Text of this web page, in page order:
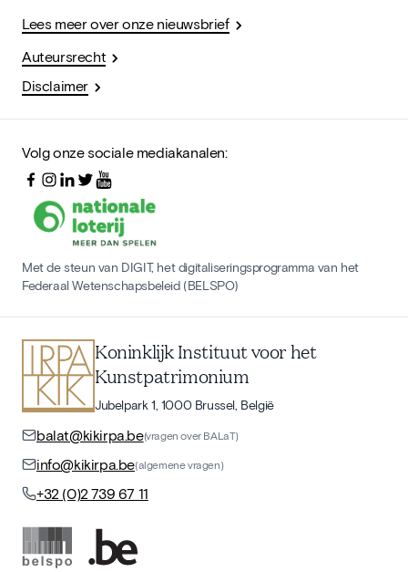
Lees meer over onze nieuwsbrief
Auteursrecht
Disclaimer
Volg onze sociale mediakanalen:
Met de steun van DIGIT, het digitaliseringsprogramma van het
Federaal Wetenschapsbeleid (BELSPO)
Koninklijk Instituut voor het
Kunstpatrimonium
Jubelpark 1, 1000 Brussel, België
balat@kikirpa.be(vragen over BALaT)
info@kikirpa.be(algemene vragen)
+32 (0)2 739 67 11